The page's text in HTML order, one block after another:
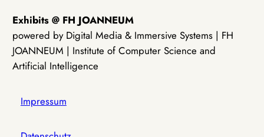
Exhibits @ FH JOANNEUM
powered by Digital Media & Immersive Systems | FH
JOANNEUM | Institute of Computer Science and
Artificial Intelligence
Impressum